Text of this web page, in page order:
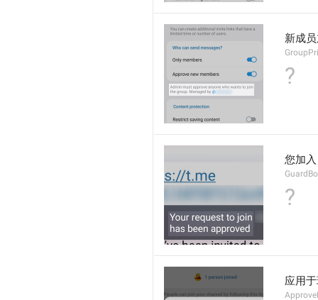
新成
?
您加
?
应用